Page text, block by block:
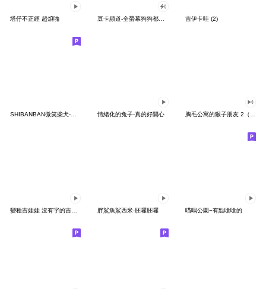
塔仔不正經 超煩啪 吉伊卡哇 (2)
SHIBANBAN微笑柴犬-廢柴寶寶日常 情緒化的兔子-真的好開心 胸毛公寓的猴子朋友 2（有聲動態）
胖鯊魚鯊西米-胚囉胚囉 喵嗚公園−有點嗆嗆的